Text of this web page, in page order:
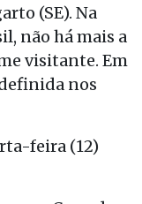
(SE). Na
não há mais a
visitante. Em
nos
feira (12)